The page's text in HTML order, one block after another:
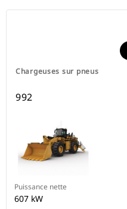
Chargeuses sur pneus
992
Puissance nette
607 kW